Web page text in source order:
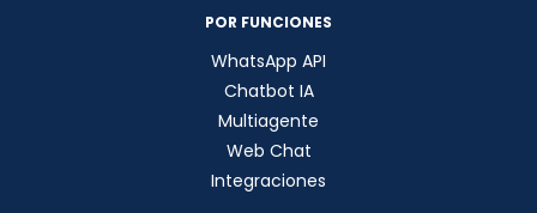
POR FUNCIONES
WhatsApp API
Chatbot IA
Multiagente
Web Chat
Integraciones